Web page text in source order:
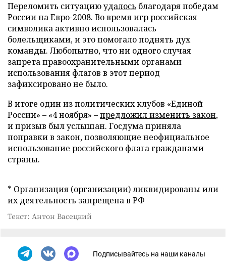
Переломить ситуациюудалось благодаря победам
России на Евро-2008. Во время игр российская
символика активно использовалась
болельщиками, и это помогало поднять дух
команды. Любопытно, что ни одного случая
запрета правоохранительными органами
использования флагов в этот период
зафиксировано не было.
В итоге один из политических клубов «Единой
России» – «4 ноября» –предложил изменить закон,
и призыв был услышан. Госдума приняла
поправки в закон, позволяющие неофициальное
использование российского флага гражданами
страны.
* Организация (организации) ликвидированы или
их деятельность запрещена в РФ
Текст: Антон Васецкий
Подписывайтесь на наши каналы